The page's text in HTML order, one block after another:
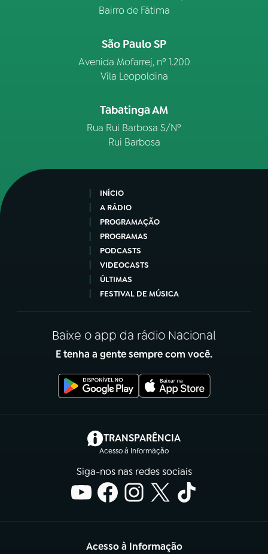
Bairro de Fátima
São Paulo SP
Avenida Mofarrej, nº 1.200
Vila Leopoldina
Tabatinga AM
Rua Rui Barbosa S/Nº
Rui Barbosa
INÍCIO
A RÁDIO
PROGRAMAÇÃO
PROGRAMAS
PODCASTS
VIDEOCASTS
ÚLTIMAS
FESTIVAL DE MÚSICA
Baixe o app da rádio Nacional
E tenha a gente sempre com você.
TRANSPARÊNCIA
Acesso à Informação
(abre em nova aba)
Siga-nos nas redes sociais
Acesso à Informação